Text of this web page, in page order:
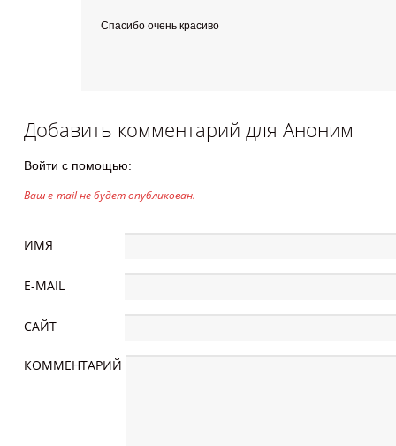
Спасибо очень красиво
Добавить комментарий дляАноним
Войти с помощью:
Ваш e-mail не будет опубликован.
ИМЯ
E-MAIL
САЙТ
КОММЕНТАРИЙ